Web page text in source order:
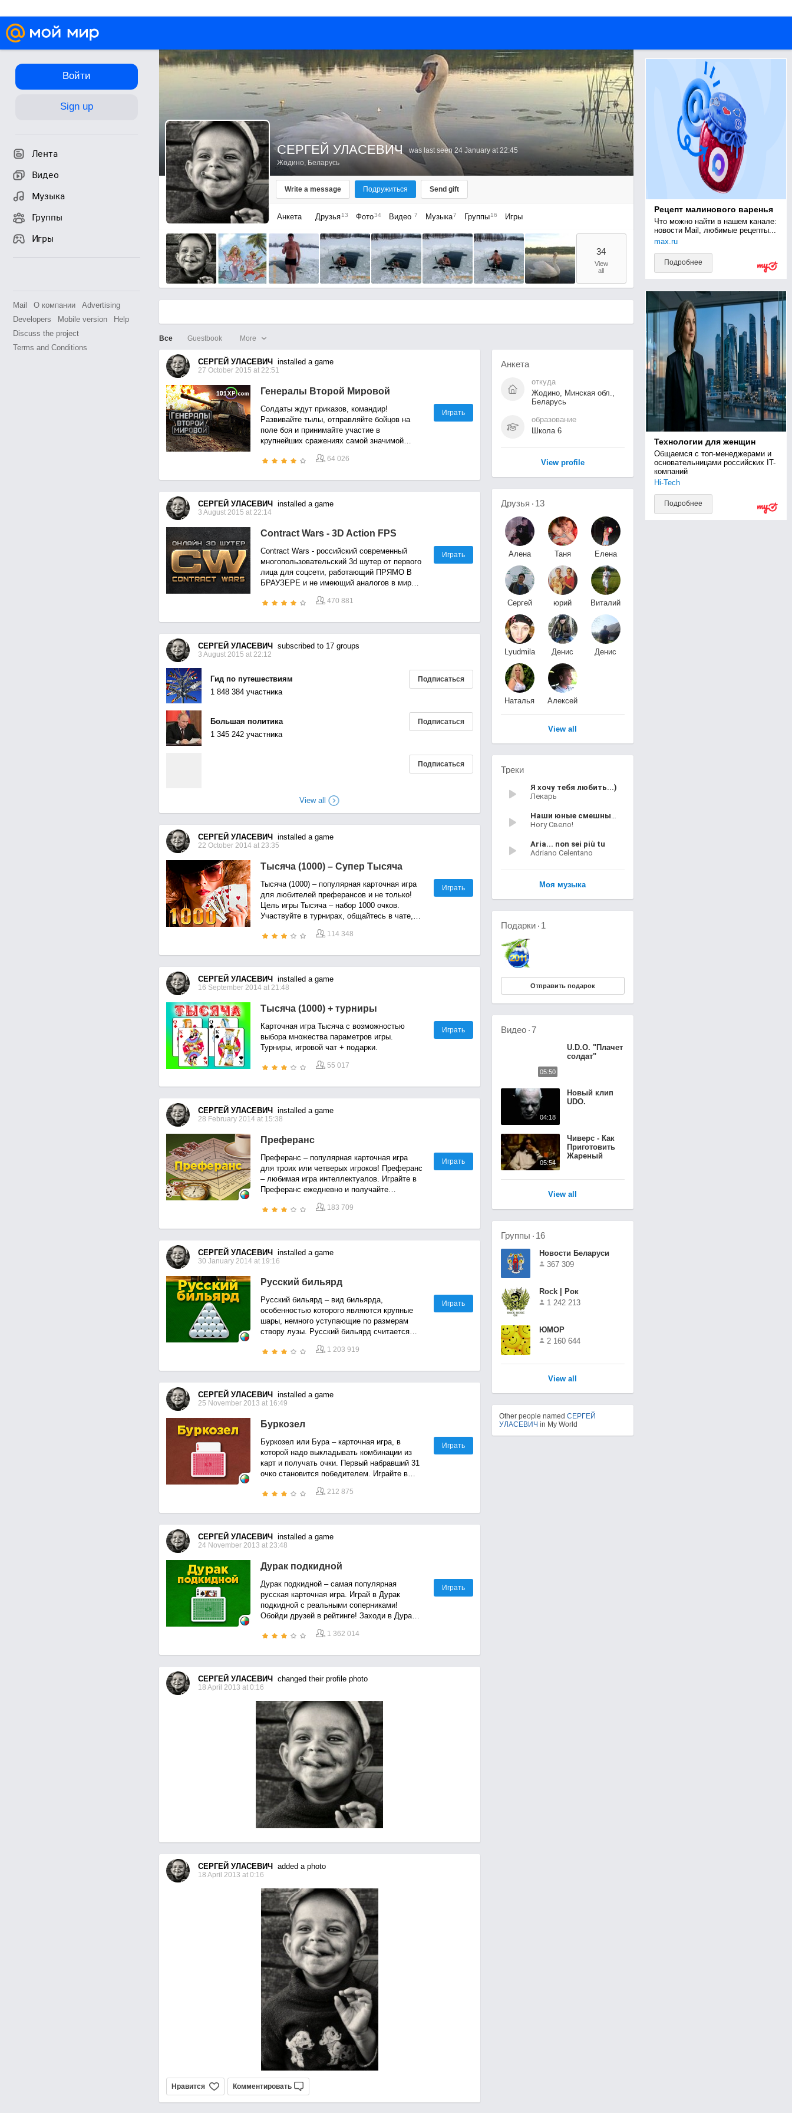
Войти
Sign up
Лента
Видео
Музыка
Группы
Игры
Mail О компании
Advertising
Developers
Mobile version
Help
Discuss the project
Terms and Conditions
СЕРГЕЙ УЛАСЕВИЧ
was last seen 24 January at 22:45
Жодино, Беларусь
Write a message Подружиться Send gift
Анкета Друзья 13 Фото34 Видео 7 Музыка7 Группы 16 Игры
34
View
all
Все Guestbook More
СЕРГЕЙ УЛАСЕВИЧ installed a game
27 October 2015 at 22:51
Генералы Второй Мировой
Солдаты ждут приказов, командир!
Развивайте тылы, отправляйте бойцов на
поле боя и принимайте участие в
крупнейших сражениях самой значимой
«Генералы Второй Мировой». Учебники
написана вашими руками!
64 026
Играть
СЕРГЕЙ УЛАСЕВИЧ installed a game
3 August 2015 at 22:14
Contract Wars - 3D Action FPS
Contract Wars - российский современный
многопользовательский 3d шутер от первого
лица для соцсети, работающий ПРЯМО В
БРАУЗЕРЕ и не имеющий аналогов в мире.
Wars - мир войн недалекого будущего
470 881
Играть
СЕРГЕЙ УЛАСЕВИЧ subscribed to 17 groups
3 August 2015 at 22:12
Гид по путешествиям
1 848 384 участника
Подписаться
Большая политика
1 345 242 участника
Подписаться
Подписаться
View all
СЕРГЕЙ УЛАСЕВИЧ installed a game
22 October 2014 at 23:35
Тысяча (1000) – Супер Тысяча
Тысяча (1000) – популярная карточная игра
для любителей преферансов и не только!
Цель игры Тысяча – набор 1000 очков.
Участвуйте в турнирах, общайтесь в чате,
114 348
Играть
СЕРГЕЙ УЛАСЕВИЧ installed a game
16 September 2014 at 21:48
Тысяча (1000) + турниры
Карточная игра Тысяча с возможностью
выбора множества параметров игры.
Турниры, игровой чат + подарки.
55 017
Играть
СЕРГЕЙ УЛАСЕВИЧ installed a game
28 February 2014 at 15:38
Преферанс
Преферанс – популярная карточная игра
для троих или четверых игроков! Преферанс
– любимая игра интеллектуалов. Играйте в
Преферанс ежедневно и получайте
183 709
Играть
СЕРГЕЙ УЛАСЕВИЧ installed a game
30 January 2014 at 19:16
Русский бильярд
Русский бильярд – вид бильярда,
особенностью которого являются крупные
шары, немного уступающие по размерам
створу лузы. Русский бильярд считается
1 203 919
Играть
СЕРГЕЙ УЛАСЕВИЧ installed a game
25 November 2013 at 16:49
Буркозел
Буркозел или Бура – карточная игра, в
которой надо выкладывать комбинации из
карт и получать очки. Первый набравший 31
очко становится победителем. Играйте в
212 875
Играть
СЕРГЕЙ УЛАСЕВИЧ installed a game
24 November 2013 at 23:48
Дурак подкидной
Дурак подкидной – самая популярная
русская карточная игра. Играй в Дурак
подкидной с реальными соперниками!
Обойди друзей в рейтинге! Заходи в Дурак
1 362 014
Играть
СЕРГЕЙ УЛАСЕВИЧ changed their profile photo
18 April 2013 at 0:16
СЕРГЕЙ УЛАСЕВИЧ added a photo
18 April 2013 at 0:16
Нравится Комментировать
Анкета
откуда
Жодино, Минская обл.,
Беларусь
образование
Школа 6
View profile
Рецепт малинового варенья
Что можно найти в нашем канале:
новости Mail, любимые рецепты...
max.ru
Подробнее
Технологии для женщин
Общаемся с топ-менеджерами и
основательницами российских IT-
компаний
Hi-Tech
Подробнее
Друзья 13
Алена
Таня
Елена
Сергей
юрий
Виталий
Lyudmila
Денис
Денис
Наталья
Алексей
View all
Треки
Я хочу тебя любить...)
Лекарь
Наши юные смешные голоса
Ногу Свело!
Aria... non sei più tu
Adriano Celentano
Моя музыка
Подарки 1
Отправить подарок
Видео 7
05:50
U.D.O. "Плачет
солдат"
04:18
Новый клип
UDO.
05:54
Чиверс - Как
Приготовить
Жареный
View all
Группы 16
Новости Беларуси
367 309
Rock | Рок
1 242 213
ЮМОР
2 160 644
View all
Other people named СЕРГЕЙ
УЛАСЕВИЧ in My World